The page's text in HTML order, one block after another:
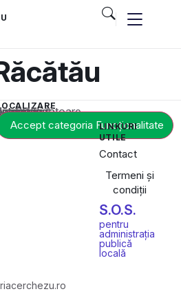
acceptați categoria corespunzătoare de cookie-uri.
Accept categoria Funcționalitate
LINKURI
UTILE
Contact
Termeni și
condiții
S.O.S.
pentru
administrația
publică
locală